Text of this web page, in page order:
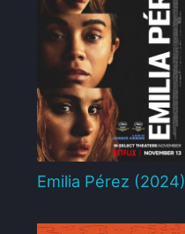
Emilia Pérez (2024)